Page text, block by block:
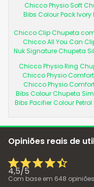
Chicco Physio Soft
Bibs Colour Pack
Chicco Clip Chupeta
Chicco All You Can
Nuk Signature Chupeta
Chicco Physio Ring
Chicco Physio
Chicco Physio
Bibs Colour Chupeta
Bibs Pacifier Colour
Opiniões reais de
4,5/5
Com base em 648 opiniões